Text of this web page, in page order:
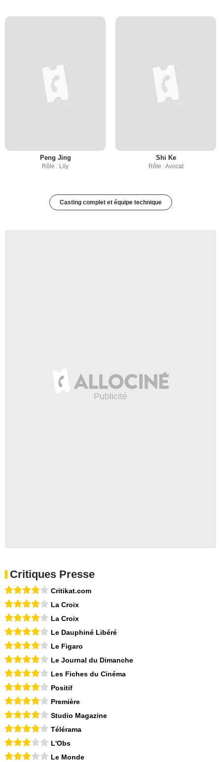
Peng Jing
Rôle : Lily
Shi Ke
Rôle : Avocat
Casting complet et équipe technique
Critiques Presse
Critikat.com
La Croix
La Croix
Le Dauphiné Libéré
Le Figaro
Le Journal du Dimanche
Les Fiches du Cinéma
Positif
Première
Studio Magazine
Télérama
L'Obs
Le Monde